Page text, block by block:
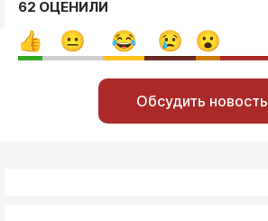
62 ОЦЕНИЛИ
Обсудить новость